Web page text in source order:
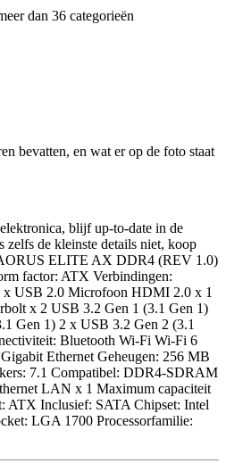
dan 36 categorieën
bevatten, en wat er op de foto staat
blijf up-to-date in de
zelfs de kleinste details niet, koop
ELITE AX DDR4 (REV 1.0)
factor: ATX Verbindingen:
USB 2.0 Microfoon HDMI 2.0 x 1
x 2 USB 3.2 Gen 1 (3.1 Gen 1)
Gen 1) 2 x USB 3.2 Gen 2 (3.1
Bluetooth Wi-Fi Wi-Fi 6
Ethernet Geheugen: 256 MB
7.1 Compatibel: DDR4-SDRAM
LAN x 1 Maximum capaciteit
ATX Inclusief: SATA Chipset: Intel
LGA 1700 Processorfamilie: